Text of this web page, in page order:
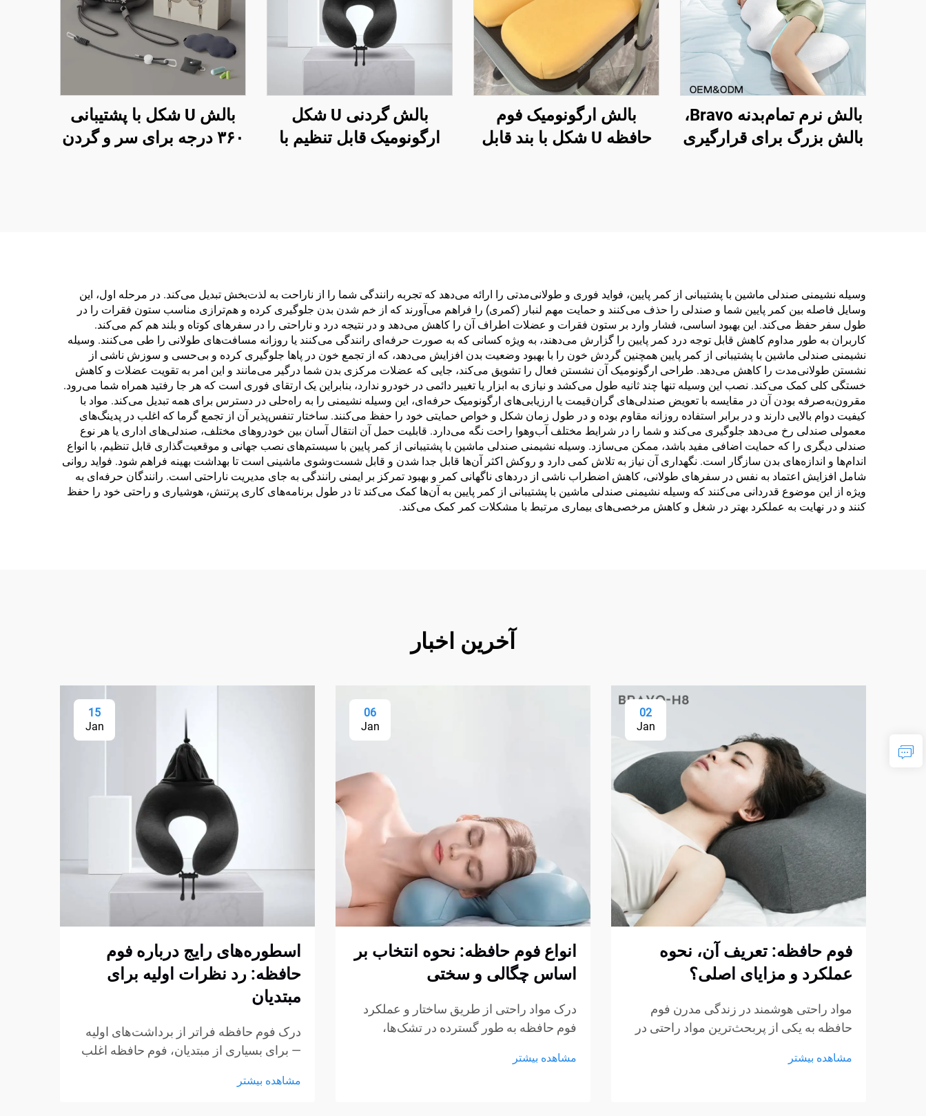
بالش نرم تمام‌بدنه Bravo،
بالش بزرگ برای قرارگیری
بالش ارگونومیک فوم
حافظه U شکل با بند قابل
بالش گردنی U شکل
ارگونومیک قابل تنظیم با
بالش U شکل با پشتیبانی
۳۶۰ درجه برای سر و گردن
وسیله نشیمنی صندلی ماشین با پشتیبانی از کمر پایین، فواید فوری و طولانی‌مدتی را ارائه می‌دهد که تجربه رانندگی شما را از ناراحت به لذت‌بخش تبدیل می‌کند. در مرحله اول، این
وسایل فاصله بین کمر پایین شما و صندلی را حذف می‌کنند و حمایت مهم لنبار (کمری) را فراهم می‌آورند که از خم شدن بدن جلوگیری کرده و هم‌ترازی مناسب ستون فقرات را در
طول سفر حفظ می‌کند. این بهبود اساسی، فشار وارد بر ستون فقرات و عضلات اطراف آن را کاهش می‌دهد و در نتیجه درد و ناراحتی را در سفرهای کوتاه و بلند هم کم می‌کند.
کاربران به طور مداوم کاهش قابل توجه درد کمر پایین را گزارش می‌دهند، به ویژه کسانی که به صورت حرفه‌ای رانندگی می‌کنند یا روزانه مسافت‌های طولانی را طی می‌کنند. وسیله
نشیمنی صندلی ماشین با پشتیبانی از کمر پایین همچنین گردش خون را با بهبود وضعیت بدن افزایش می‌دهد، که از تجمع خون در پاها جلوگیری کرده و بی‌حسی و سوزش ناشی از
نشستن طولانی‌مدت را کاهش می‌دهد. طراحی ارگونومیک آن نشستن فعال را تشویق می‌کند، جایی که عضلات مرکزی بدن شما درگیر می‌مانند و این امر به تقویت عضلات و کاهش
خستگی کلی کمک می‌کند. نصب این وسیله تنها چند ثانیه طول می‌کشد و نیازی به ابزار یا تغییر دائمی در خودرو ندارد، بنابراین یک ارتقای فوری است که هر جا رفتید همراه شما می‌رود.
مقرون‌به‌صرفه بودن آن در مقایسه با تعویض صندلی‌های گران‌قیمت یا ارزیابی‌های ارگونومیک حرفه‌ای، این وسیله نشیمنی را به راه‌حلی در دسترس برای همه تبدیل می‌کند. مواد با
کیفیت دوام بالایی دارند و در برابر استفاده روزانه مقاوم بوده و در طول زمان شکل و خواص حمایتی خود را حفظ می‌کنند. ساختار تنفس‌پذیر آن از تجمع گرما که اغلب در پدینگ‌های
معمولی صندلی رخ می‌دهد جلوگیری می‌کند و شما را در شرایط مختلف آب‌وهوا راحت نگه می‌دارد. قابلیت حمل آن انتقال آسان بین خودروهای مختلف، صندلی‌های اداری یا هر نوع
صندلی دیگری را که حمایت اضافی مفید باشد، ممکن می‌سازد. وسیله نشیمنی صندلی ماشین با پشتیبانی از کمر پایین با سیستم‌های نصب جهانی و موقعیت‌گذاری قابل تنظیم، با انواع
اندام‌ها و اندازه‌های بدن سازگار است. نگهداری آن نیاز به تلاش کمی دارد و روکش اکثر آن‌ها قابل جدا شدن و قابل شست‌وشوی ماشینی است تا بهداشت بهینه فراهم شود. فواید روانی
شامل افزایش اعتماد به نفس در سفرهای طولانی، کاهش اضطراب ناشی از دردهای ناگهانی کمر و بهبود تمرکز بر ایمنی رانندگی به جای مدیریت ناراحتی است. رانندگان حرفه‌ای به
ویژه از این موضوع قدردانی می‌کنند که وسیله نشیمنی صندلی ماشین با پشتیبانی از کمر پایین به آن‌ها کمک می‌کند تا در طول برنامه‌های کاری پرتنش، هوشیاری و راحتی خود را حفظ
کنند و در نهایت به عملکرد بهتر در شغل و کاهش مرخصی‌های بیماری مرتبط با مشکلات کمر کمک می‌کند.
آخرین اخبار
02
Jan
فوم حافظه: تعریف آن، نحوه
عملکرد و مزایای اصلی؟
مواد راحتی هوشمند در زندگی مدرن فوم
حافظه به یکی از پربحث‌ترین مواد راحتی در
شخصی تبدیل شده است. از تشک‌ها و بالش‌ها
مشاهده بیشتر
06
Jan
انواع فوم حافظه: نحوه انتخاب بر
اساس چگالی و سختی
درک مواد راحتی از طریق ساختار و عملکرد
فوم حافظه به طور گسترده در تشک‌ها،
می‌شود، اما هنوز بسیاری از خریداران در
مشاهده بیشتر
15
Jan
اسطوره‌های رایج درباره فوم
حافظه: رد نظرات اولیه برای
مبتدیان
درک فوم حافظه فراتر از برداشت‌های اولیه
— برای بسیاری از مبتدیان، فوم حافظه اغلب
تبلیغات، گفتگوهای غیررسمی یا تجربیات کوتاه
مشاهده بیشتر